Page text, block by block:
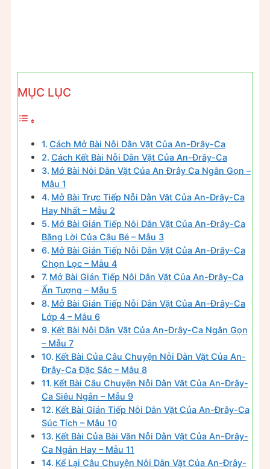
MỤC LỤC
Cách Mở Bài Nỗi Dằn Vặt Của An-Đrây-Ca
Cách Kết Bài Nỗi Dằn Vặt Của An-Đrây-Ca
Mở Bài Nỗi Dằn Vặt Của An Đrây Ca Ngắn Gọn –
Mẫu 1
Mở Bài Trực Tiếp Nỗi Dằn Vặt Của An-Đrây-Ca
Hay Nhất – Mẫu 2
Mở Bài Gián Tiếp Nỗi Dằn Vặt Của An-Đrây-Ca
Bằng Lời Của Cậu Bé – Mẫu 3
Mở Bài Gián Tiếp Nỗi Dằn Vặt Của An-Đrây-Ca
Chọn Lọc – Mẫu 4
Mở Bài Gián Tiếp Nỗi Dằn Vặt Của An-Đrây-Ca
Ấn Tượng – Mẫu 5
Mở Bài Gián Tiếp Nỗi Dằn Vặt Của An-Đrây-Ca
Lớp 4 – Mẫu 6
Kết Bài Nỗi Dằn Vặt Của An-Đrây-Ca Ngắn Gọn
– Mẫu 7
Kết Bài Của Câu Chuyện Nỗi Dằn Vặt Của An-
Đrây-Ca Đặc Sắc – Mẫu 8
Kết Bài Câu Chuyện Nỗi Dằn Vặt Của An-Đrây-
Ca Siêu Ngắn – Mẫu 9
Kết Bài Gián Tiếp Nỗi Dằn Vặt Của An-Đrây-Ca
Súc Tích – Mẫu 10
Kết Bài Của Bài Văn Nỗi Dằn Vặt Của An-Đrây-
Ca Ngắn Hay – Mẫu 11
Kể Lại Câu Chuyện Nỗi Dằn Vặt Của An-Đrây-